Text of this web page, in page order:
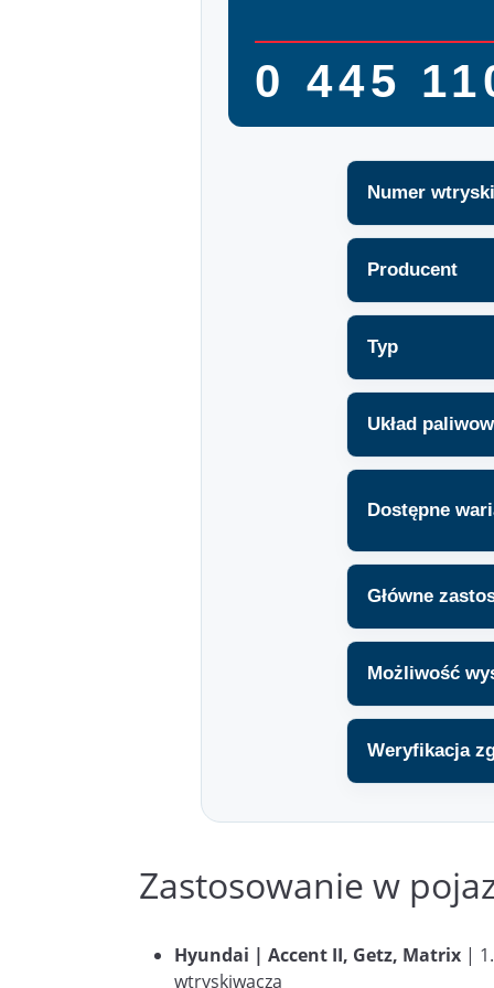
0 445
Numer
Producent
Typ
Układ
Dostępne
Główne
Możliwość
Weryfikacja
Zastosowanie w
Hyundai | Accent II, Getz, Matrix |
wtryskiwacza